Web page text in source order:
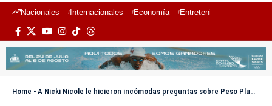
Nacionales Internacionales Economía Entretenimiento
Home - A Nicki Nicole le hicieron incómodas preguntas sobre Peso Pluma y su respuesta fue contundente: “Ya está”